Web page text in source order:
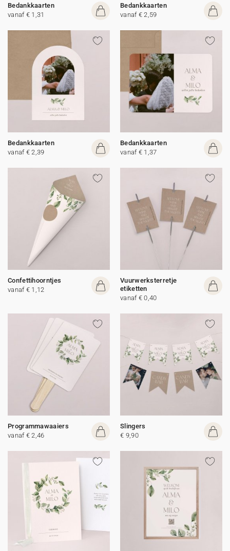
Bedankkaarten
vanaf € 1,31
Bedankkaarten
vanaf € 2,59
Bedankkaarten
vanaf € 2,39
Bedankkaarten
vanaf € 1,37
Confettihoorntjes
vanaf € 1,12
Vuurwerksterretje
etiketten
vanaf € 0,40
Programmawaaiers
vanaf € 2,46
Slingers
€ 9,90